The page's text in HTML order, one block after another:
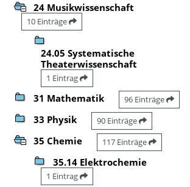
24 Musikwissenschaft
10 Einträge
24.05 Systematische
Theaterwissenschaft
1 Eintrag
31 Mathematik 96 Einträge
33 Physik 90 Einträge
35 Chemie 117 Einträge
35.14 Elektrochemie
1 Eintrag